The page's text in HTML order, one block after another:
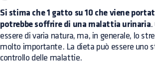
Si stima che 1 gatto su 10 che viene
potrebbe soffrire di una malattia urinaria.
essere di varia natura, ma, in generale, lo
molto importante. La dieta può essere uno
controllo delle malattie.